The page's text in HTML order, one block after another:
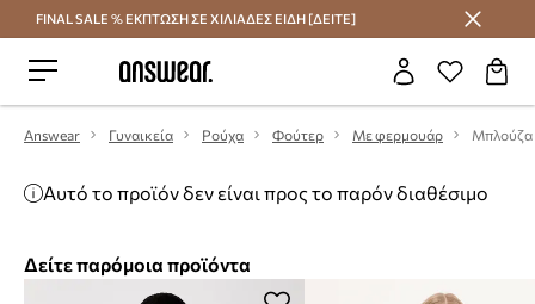
Εξοικονομήστε με το Answear Club
FINAL SALE % ΕΚΠΤΩΣΗ ΣΕ ΧΙΛΙΑΔΕΣ ΕΙΔΗ [ΔΕΙΤΕ]
Answear Γυναικεία Ρούχα Φούτερ Με φερμουάρ Μπλούζα
Αυτό το προϊόν δεν είναι προς το παρόν διαθέσιμο
Δείτε παρόμοια προϊόντα